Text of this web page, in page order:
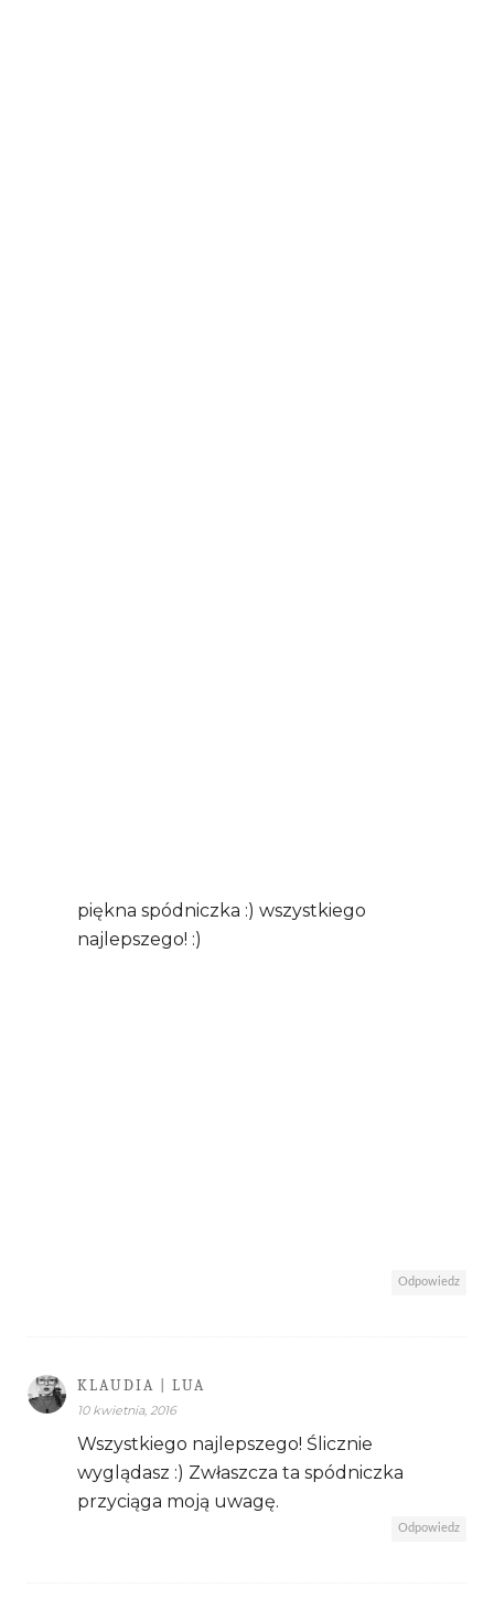
piękna spódniczka :) wszystkiego
najlepszego! :)
Odpowiedz
KLAUDIA | LUA
10 kwietnia, 2016
Wszystkiego najlepszego! Ślicznie
wyglądasz :) Zwłaszcza ta spódniczka
przyciąga moją uwagę.
Odpowiedz